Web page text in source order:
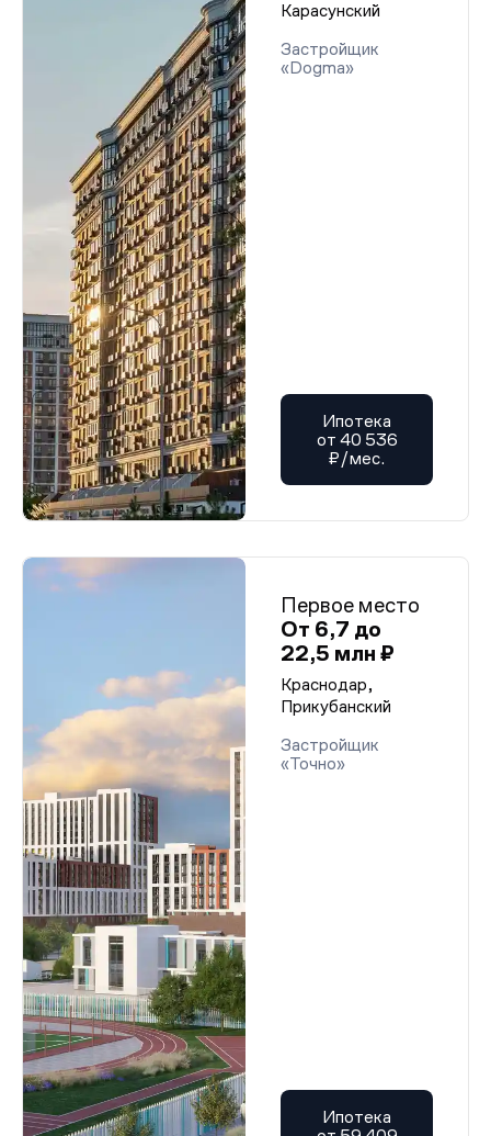
Карасунский
Застройщик
«Dogma»
Ипотека
от 40 536
₽/мес.
Первое место
От 6,7 до
22,5 млн ₽
Краснодар,
Прикубанский
Застройщик
«Точно»
Ипотека